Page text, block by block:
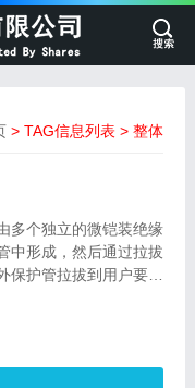
> TAG信息列表 > 整体
多个独立的微铠装绝缘
中形成，然后通过拉拔
保护管拉拔到用户要求